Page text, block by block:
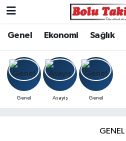
Genel Ekonomi Sağlık
Genel Asayiş Genel
GENEL